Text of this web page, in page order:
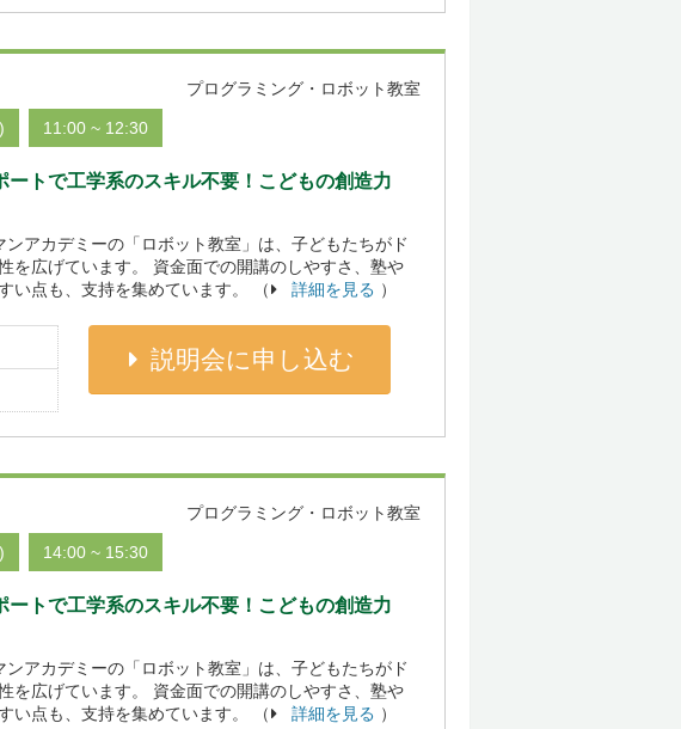
プログラミング・ロボット教室
11:00 ~ 12:30
ートで工学系のスキル不要！こどもの創造力
アカデミーの「ロボット教室」は、子どもたちがド
を広げています。 資金面での開講のしやすさ、塾や
い点も、支持を集めています。 （
詳細を見る ）
説明会に申し込む
プログラミング・ロボット教室
14:00 ~ 15:30
ートで工学系のスキル不要！こどもの創造力
アカデミーの「ロボット教室」は、子どもたちがド
を広げています。 資金面での開講のしやすさ、塾や
い点も、支持を集めています。 （
詳細を見る ）